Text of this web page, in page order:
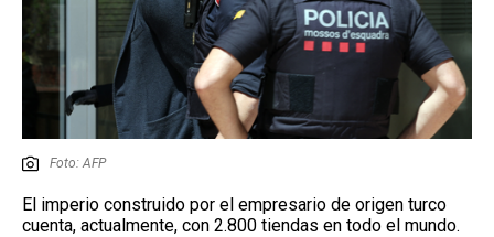
Foto: AFP
El imperio construido por el empresario de origen turco
cuenta, actualmente, con 2.800 tiendas en todo el mundo.